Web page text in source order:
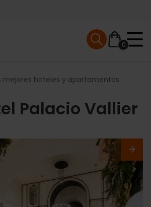
0
Mobile menu
mejores hoteles y apartamentos
Palacio Vallier